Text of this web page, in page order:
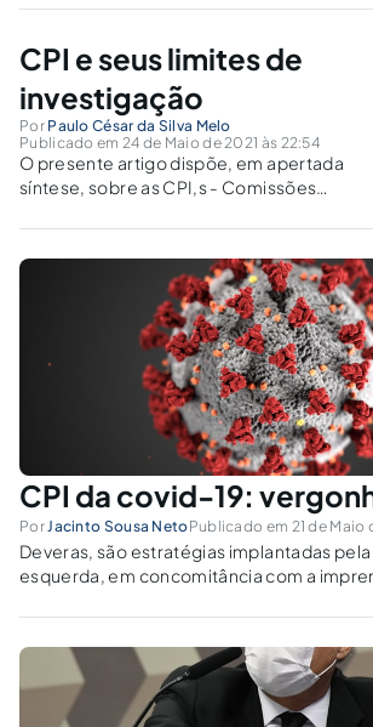
alusão a medicamentos sem eficácia
CPI e seus limites de
investigação
Por Paulo César da Silva Melo
Publicado em 24 de Maio de 2021 às 22:54
O presente artigo dispõe, em apertada
síntese, sobre as CPI,s - Comissões
de investigação.
CPI da covid-19:
Por Jacinto Sousa NetoPublicado em 21 de Maio
Deveras, são estratégias implantadas
esquerda, em concomitância com a
prol da sociedade brasileira, e que não
2022.